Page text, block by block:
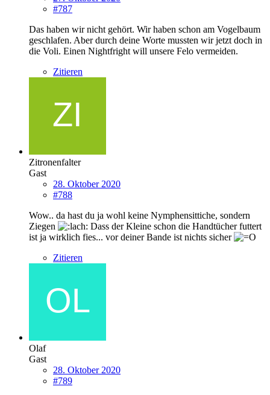
#787
Das haben wir nicht gehört. Wir haben schon am Vogelbaum
geschlafen. Aber durch deine Worte mussten wir jetzt doch in
die Voli. Einen Nightfright will unsere Felo vermeiden.
Zitieren
Zitronenfalter
Gast
28. Oktober 2020
#788
Wow.. da hast du ja wohl keine Nymphensittiche, sondern
Ziegen
Dass der Kleine schon die Handtücher futtert
ist ja wirklich fies... vor deiner Bande ist nichts sicher
Zitieren
Olaf
Gast
28. Oktober 2020
#789